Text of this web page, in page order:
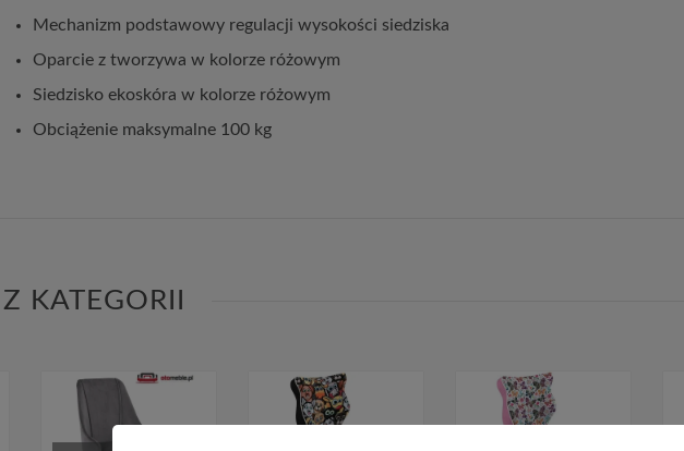
Mechanizm podstawowy regulacji wysokości siedziska
Oparcie z tworzywa w kolorze różowym
Siedzisko ekoskóra w kolorze różowym
Obciążenie maksymalne 100 kg
KATEGORII